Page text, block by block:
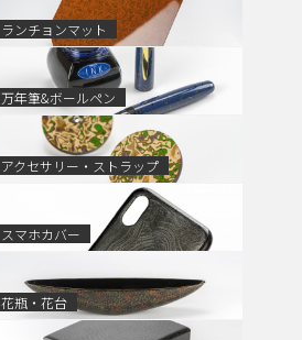
ランチョンマット
万年筆&ボールペン
アクセサリー・ストラップ
スマホカバー
花瓶・花台